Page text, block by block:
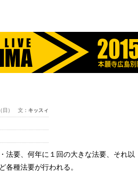
日） 文： キッスィ
法要、何年に１回の大きな法要、それ以
各種法要が行われる。